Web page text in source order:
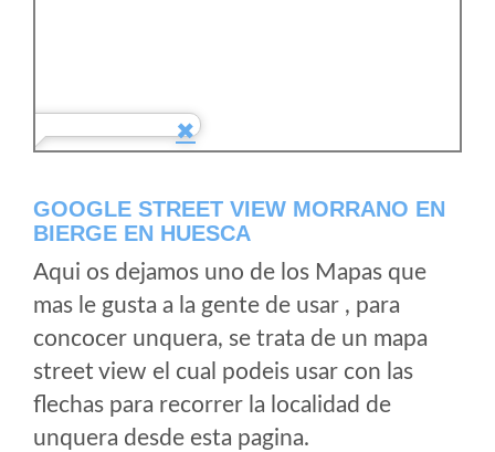
GOOGLE STREET VIEW MORRANO EN
BIERGE EN HUESCA
Aqui os dejamos uno de los Mapas que
mas le gusta a la gente de usar , para
concocer unquera, se trata de un mapa
street view el cual podeis usar con las
flechas para recorrer la localidad de
unquera desde esta pagina.